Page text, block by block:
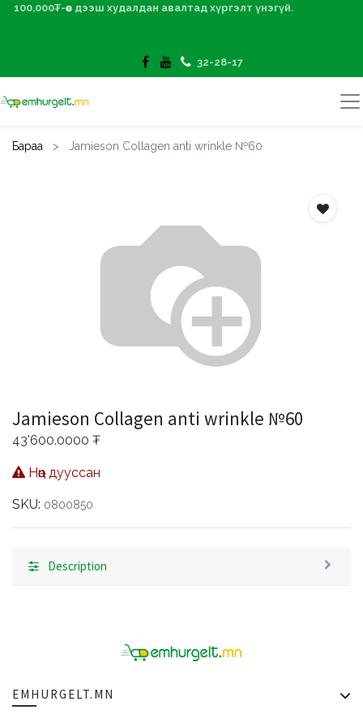
100,000₮-өөс дээш худалдан авалтад хүргэлт үнэгүй.
32-28-17
Бараа Jamieson Collagen anti wrinkle №60
Jamieson Collagen anti wrinkle №60
43'600.0000 ₮
Нөөц дууссан
SKU: 0800850
Description
EMHURGELT.MN